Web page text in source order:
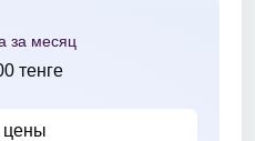
за месяц
тенге
цены